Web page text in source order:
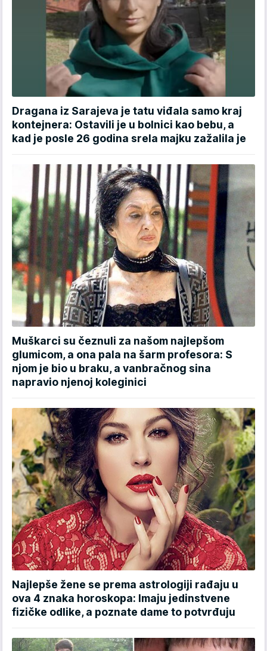
Dragana iz Sarajeva je tatu viđala samo kraj
kontejnera: Ostavili je u bolnici kao bebu, a
kad je posle 26 godina srela majku zažalila je
Muškarci su čeznuli za našom najlepšom
glumicom, a ona pala na šarm profesora: S
njom je bio u braku, a vanbračnog sina
napravio njenoj koleginici
Najlepše žene se prema astrologiji rađaju u
ova 4 znaka horoskopa: Imaju jedinstvene
fizičke odlike, a poznate dame to potvrđuju